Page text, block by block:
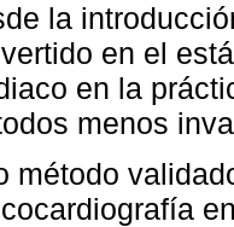
la
en el
en la
menos
método